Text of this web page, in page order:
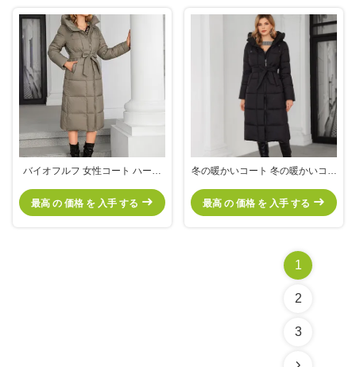
バイオフルフ 女性コート ハード
レートと折りたたみ
最高 の 価格 を 入手 する
冬の暖かいコート 冬の暖かいコー
コート 冬の暖かいコート
最高 の 価格 を 入手 する
1
2
3